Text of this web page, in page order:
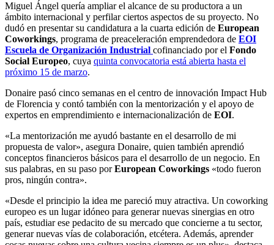
Miguel Ángel quería ampliar el alcance de su productora a un
ámbito internacional y perfilar ciertos aspectos de su proyecto. No
dudó en presentar su candidatura a la cuarta edición de European
Coworkings, programa de preaceleración emprendedora de EOI
Escuela de Organización Industrial cofinanciado por el Fondo
Social Europeo, cuya quinta convocatoria está abierta hasta el
próximo 15 de marzo.
Donaire pasó cinco semanas en el centro de innovación Impact Hub
de Florencia y contó también con la mentorización y el apoyo de
expertos en emprendimiento e internacionalización de EOI.
«La mentorización me ayudó bastante en el desarrollo de mi
propuesta de valor», asegura Donaire, quien también aprendió
conceptos financieros básicos para el desarrollo de un negocio. En
sus palabras, en su paso porEuropean Coworkings «todo fueron
pros, ningún contra».
«Desde el principio la idea me pareció muy atractiva. Un coworking
europeo es un lugar idóneo para generar nuevas sinergias en otro
país, estudiar ese pedacito de su mercado que concierne a tu sector,
generar nuevas vías de colaboración, etcétera. Además, aprender